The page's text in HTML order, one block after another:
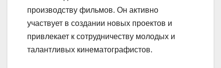
производству фильмов. Он активно
участвует в создании новых проектов и
привлекает к сотрудничеству молодых и
талантливых кинематографистов.